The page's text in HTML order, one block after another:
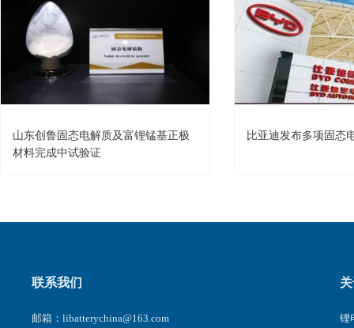
山东创鲁固态电解质及富锂锰基正极
材料完成中试验证
比亚迪发布多项固态
联系我们
邮箱：libatterychina@163.com 锂